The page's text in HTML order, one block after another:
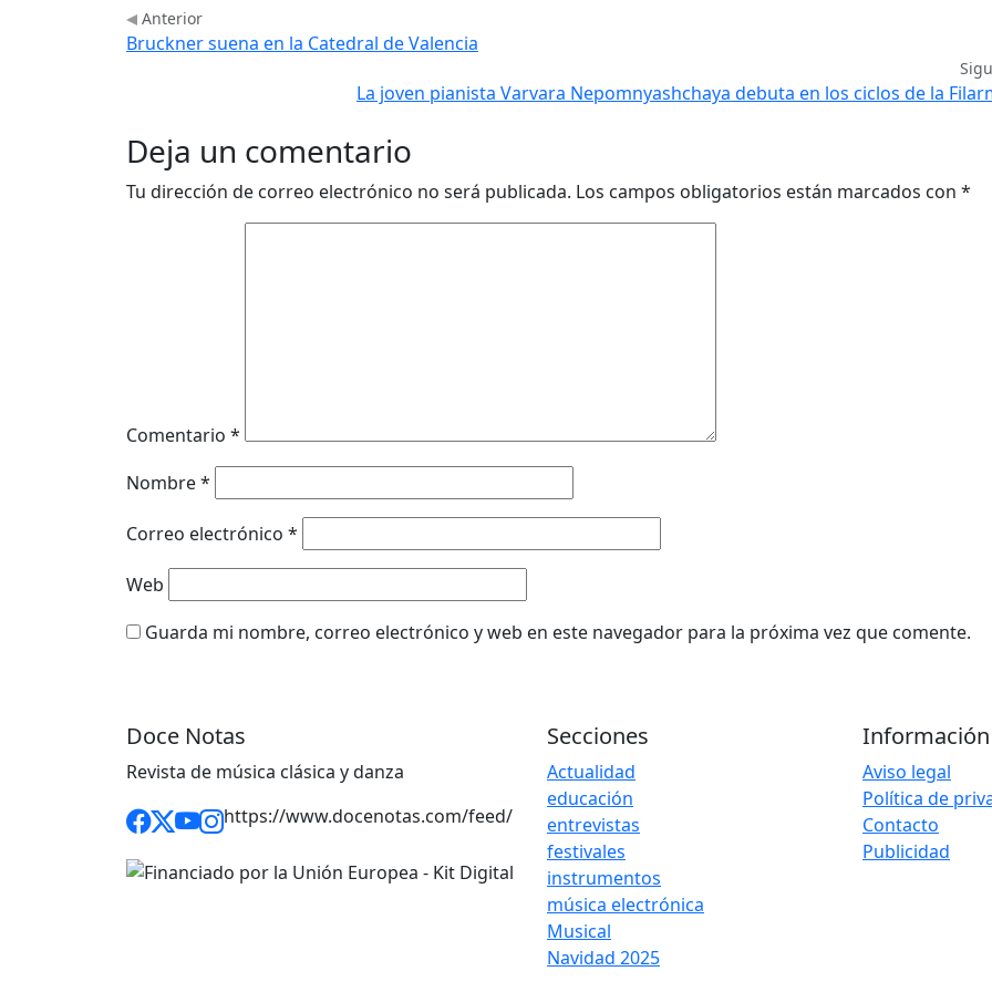
Anterior
Bruckner suena en la Catedral de Valencia
La joven pianista Varvara Nepomnyashchaya debuta en los ciclos de la
Deja un comentario
Tu dirección de correo electrónico no será publicada. Los campos obligatorios están marcados con *
Comentario *
Nombre*
Correo electrónico *
Web
Guarda mi nombre, correo electrónico y web en este navegador para la próxima vez que comente.
Doce Notas
Revista de música clásica y danza
https://www.docenotas.com/feed/
Secciones
Actualidad
educación
entrevistas
festivales
instrumentos
música electrónica
Musical
Navidad 2025
Información
Aviso legal
Política de
Contacto
Publicidad